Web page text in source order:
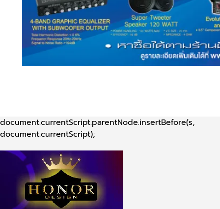
document.currentScript.parentNode.insertBefore(s,
document.currentScript);